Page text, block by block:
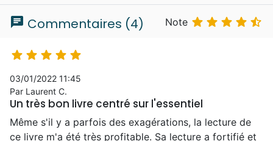
chat Commentaires (4) Note     
    
03/01/2022 11:45
Par Laurent C.
Un très bon livre centré sur l'essentiel
Même s'il y a parfois des exagérations, la lecture de
ce livre m'a été très profitable. Sa lecture a fortifié et